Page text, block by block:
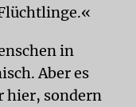
in
Aber es
hier, sondern